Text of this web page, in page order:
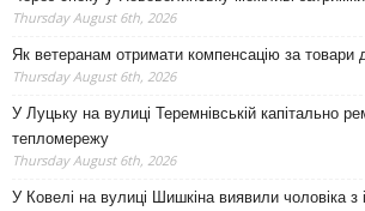
Thursday August 6th, 2026
Як ветеранам отримати компенсацію за товари
Thursday August 6th, 2026
У Луцьку на вулиці Теремнівській капітально
тепломережу
Thursday August 6th, 2026
У Ковелі на вулиці Шишкіна виявили чоловіка з